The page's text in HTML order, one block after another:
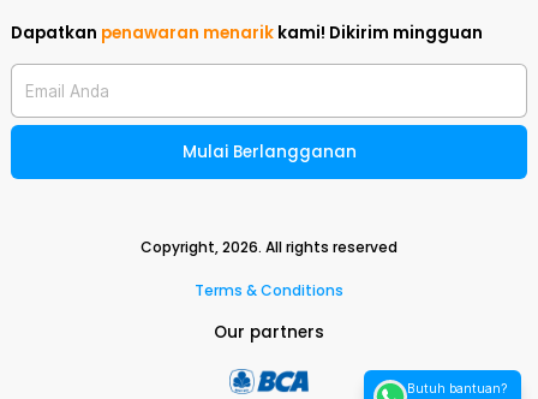
Dapatkan penawaran menarik kami! Dikirim mingguan
Email Anda
Mulai Berlangganan
Copyright,2026. All rights reserved
Terms & Conditions
Our partners
Butuh bantuan?